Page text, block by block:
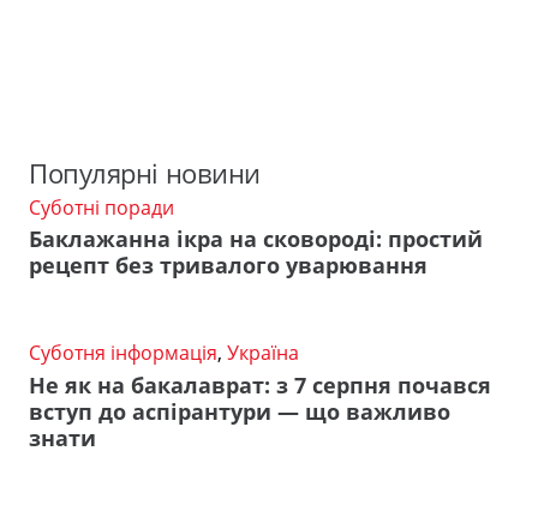
Популярні новини
Суботні поради
Баклажанна ікра на сковороді: простий
рецепт без тривалого уварювання
Суботня інформація, Україна
Не як на бакалаврат: з 7 серпня почався
вступ до аспірантури — що важливо
знати